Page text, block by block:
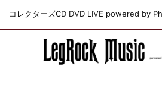
コレクターズCD DVD LIVE powered by